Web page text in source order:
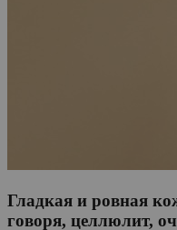
Гладкая и ровная
говоря, целлюлит,